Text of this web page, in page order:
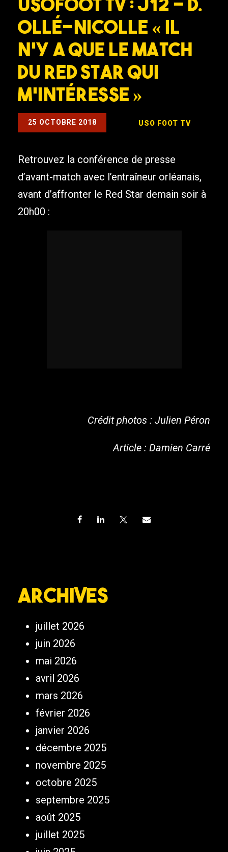
Ollé-Nicolle « Il
n’y a que le match
du Red Star qui
m’intéresse »
25 OCTOBRE 2018 USO FOOT TV
Retrouvez la conférence de presse
d’avant-match avec l’entraîneur orléanais,
avant d’affronter le Red Star demain soir à
20h00 :
Crédit photos : Julien Péron
Article : Damien Carré
Archives
juillet 2026
juin 2026
mai 2026
avril 2026
mars 2026
février 2026
janvier 2026
décembre 2025
novembre 2025
octobre 2025
septembre 2025
août 2025
juillet 2025